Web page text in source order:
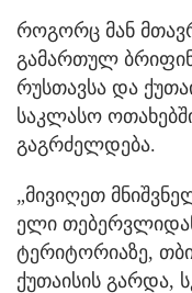
როგორც მან
გამართულ
რუსთავსა და
საკლასო
გაგრძელდება.
„მივიღეთ
ელი
ტერიტორიაზე,
ქუთაისის გარდა,